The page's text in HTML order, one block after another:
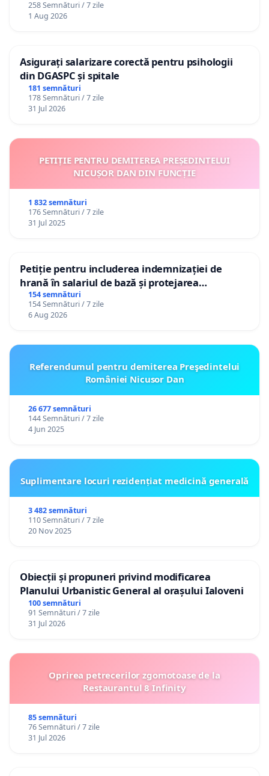
258 Semnături / 7 zile
1 Aug 2026
Asigurați salarizare corectă pentru psihologii
din DGASPC și spitale
181 semnături
178 Semnături / 7 zile
31 Jul 2026
PETIȚIE PENTRU DEMITEREA PREȘEDINTELUI
NICUȘOR DAN DIN FUNCȚIE
1 832 semnături
176 Semnături / 7 zile
31 Jul 2025
Petiție pentru includerea indemnizației de
hrană în salariul de bază și protejarea
gradațiilor de vechime pentru asistenții
personali
154 semnături
154 Semnături / 7 zile
6 Aug 2026
Referendumul pentru demiterea Preşedintelui
României Nicusor Dan
26 677 semnături
144 Semnături / 7 zile
4 Jun 2025
Suplimentare locuri rezidențiat medicină generală
3 482 semnături
110 Semnături / 7 zile
20 Nov 2025
Obiecții și propuneri privind modificarea
Planului Urbanistic General al orașului Ialoveni
100 semnături
91 Semnături / 7 zile
31 Jul 2026
Oprirea petrecerilor zgomotoase de la
Restaurantul 8 Infinity
85 semnături
76 Semnături / 7 zile
31 Jul 2026